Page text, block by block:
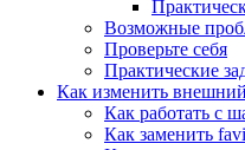
Возможные
Проверьте себя
Практические
Как изменить
Как работать с
Как заменить